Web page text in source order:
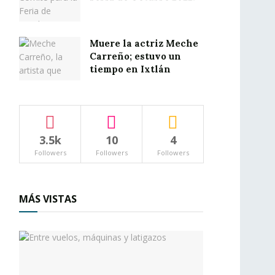
Muere la actriz Meche
Carreño; estuvo un
tiempo en Ixtlán
3.5k
Followers
10
Followers
4
Followers
MÁS VISTAS